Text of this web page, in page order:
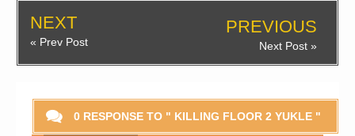
NEXT
« Prev Post
PREVIOUS
Next Post »
0 RESPONSE TO " KILLING FLOOR 2 YUKLE "